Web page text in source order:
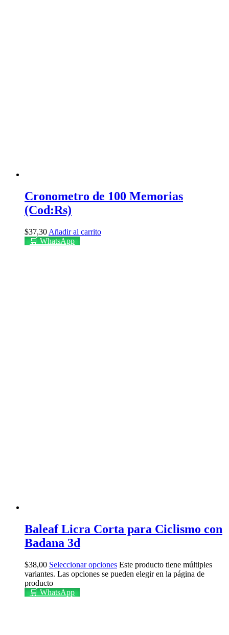
Cronometro de 100 Memorias
(Cod:Rs)
$37,30 Añadir al carrito
🛒 WhatsApp
Baleaf Licra Corta para Ciclismo con
Badana 3d
$38,00 Seleccionar opciones Este producto tiene múltiples
variantes. Las opciones se pueden elegir en la página de
producto
🛒 WhatsApp